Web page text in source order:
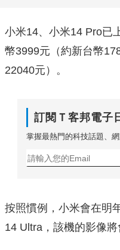
小米14、小米14 Pro已
幣3999元（約新台幣
22040元）。
訂閱Ｔ客邦電子
掌握最熱門的科技話題、
按照慣例，小米會在明
14 Ultra，該機的影像將